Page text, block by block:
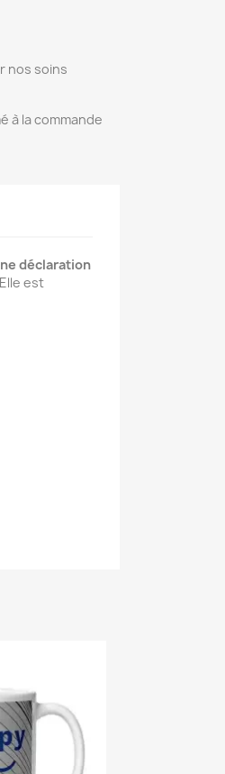
nos soins
à la commande
déclaration
est